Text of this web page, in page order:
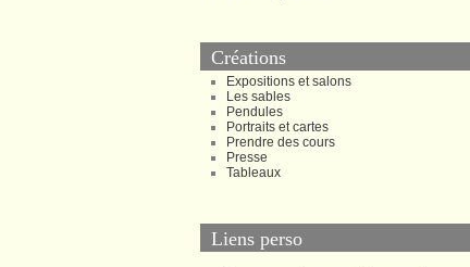
Créations
Expositions et salons
Les sables
Pendules
Portraits et cartes
Prendre des cours
Presse
Tableaux
Liens perso